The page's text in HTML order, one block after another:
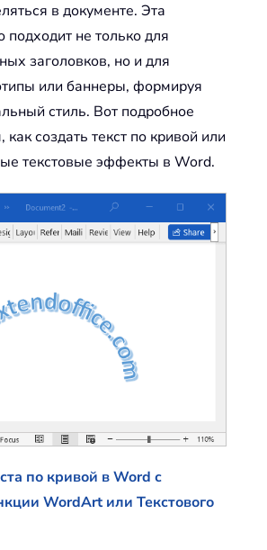
в документе. Эта
не только для
заголовков, но и для
или баннеры, формируя
стиль. Вот подробное
как создать текст по кривой или
текстовые эффекты в Word.
по кривой в Word с
WordArt или Текстового